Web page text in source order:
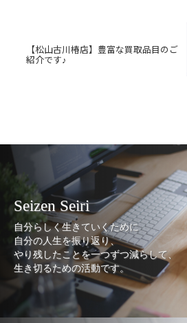
【松山古川椿店】豊富な買取品目のご
紹介です♪
Seizen Seiri
自分らしく生きていくために
自分の人生を振り返り、
やり残したことを一つずつ減らして、
生き切るための活動です。